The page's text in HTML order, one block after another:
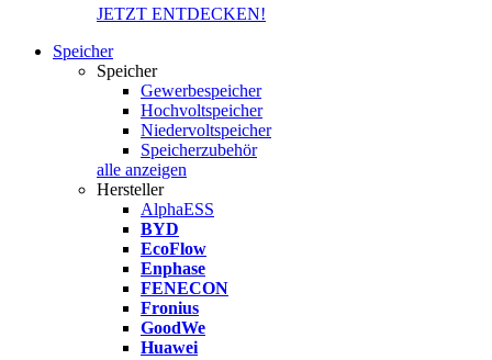
JETZT ENTDECKEN!
Speicher
Speicher
Gewerbespeicher
Hochvoltspeicher
Niedervoltspeicher
Speicherzubehör
alle anzeigen
Hersteller
AlphaESS
BYD
EcoFlow
Enphase
FENECON
Fronius
GoodWe
Huawei